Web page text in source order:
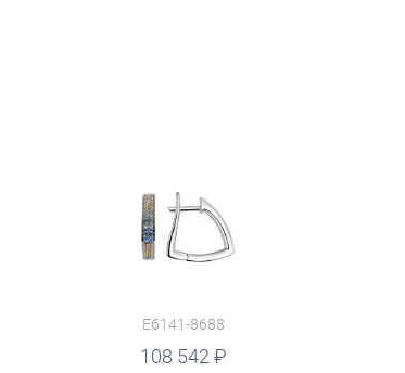
E6141-8688
108 542